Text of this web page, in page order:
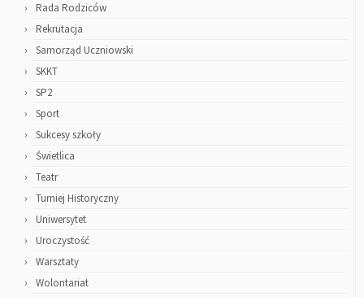
Rada Rodziców
Rekrutacja
Samorząd Uczniowski
SKKT
SP2
Sport
Sukcesy szkoły
Świetlica
Teatr
Turniej Historyczny
Uniwersytet
Uroczystość
Warsztaty
Wolontariat